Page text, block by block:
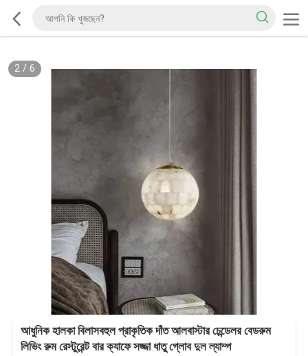
2/ 6
আধুনিক হালকা বিলাসবহুল প্রাকৃতিক দাঁত আলবাস্টার চেন্ডেলর বেডরুম
লিভিং রুম রেস্টুরেন্ট বার ক্যাফে সজ্জা ধাতু গ্লোব দুল ল্যাম্প